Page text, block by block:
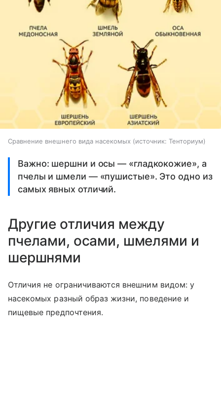
Сравнение внешнего вида насекомых источник: Тенториум
Важно: шершни и осы — «гладкокожие», а
пчелы и шмели — «пушистые». Это одно из
самых явных отличий.
Другие отличия между
пчелами, осами, шмелями и
шершнями
Отличия не ограничиваются внешним видом: у
насекомых разный образ жизни, поведение и
пищевые предпочтения.